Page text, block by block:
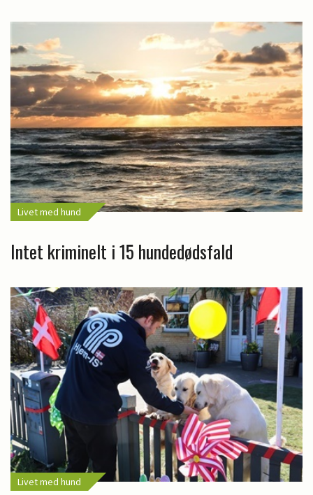
Livet med hund
Intet kriminelt i 15 hundedødsfald
Livet med hund